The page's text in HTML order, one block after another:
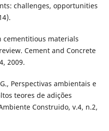
challenges, opportunities
cementitious materials
Cement and Concrete
2009.
Perspectivas ambientais e
teores de adições
Construido, v.4, n.2,